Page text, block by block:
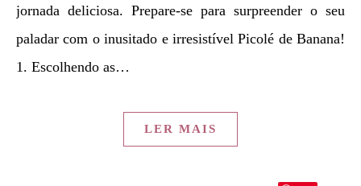
jornada deliciosa. Prepare-se para surpreender o seu
paladar com o inusitado e irresistível Picolé de Banana!
1. Escolhendo as…
LER MAIS